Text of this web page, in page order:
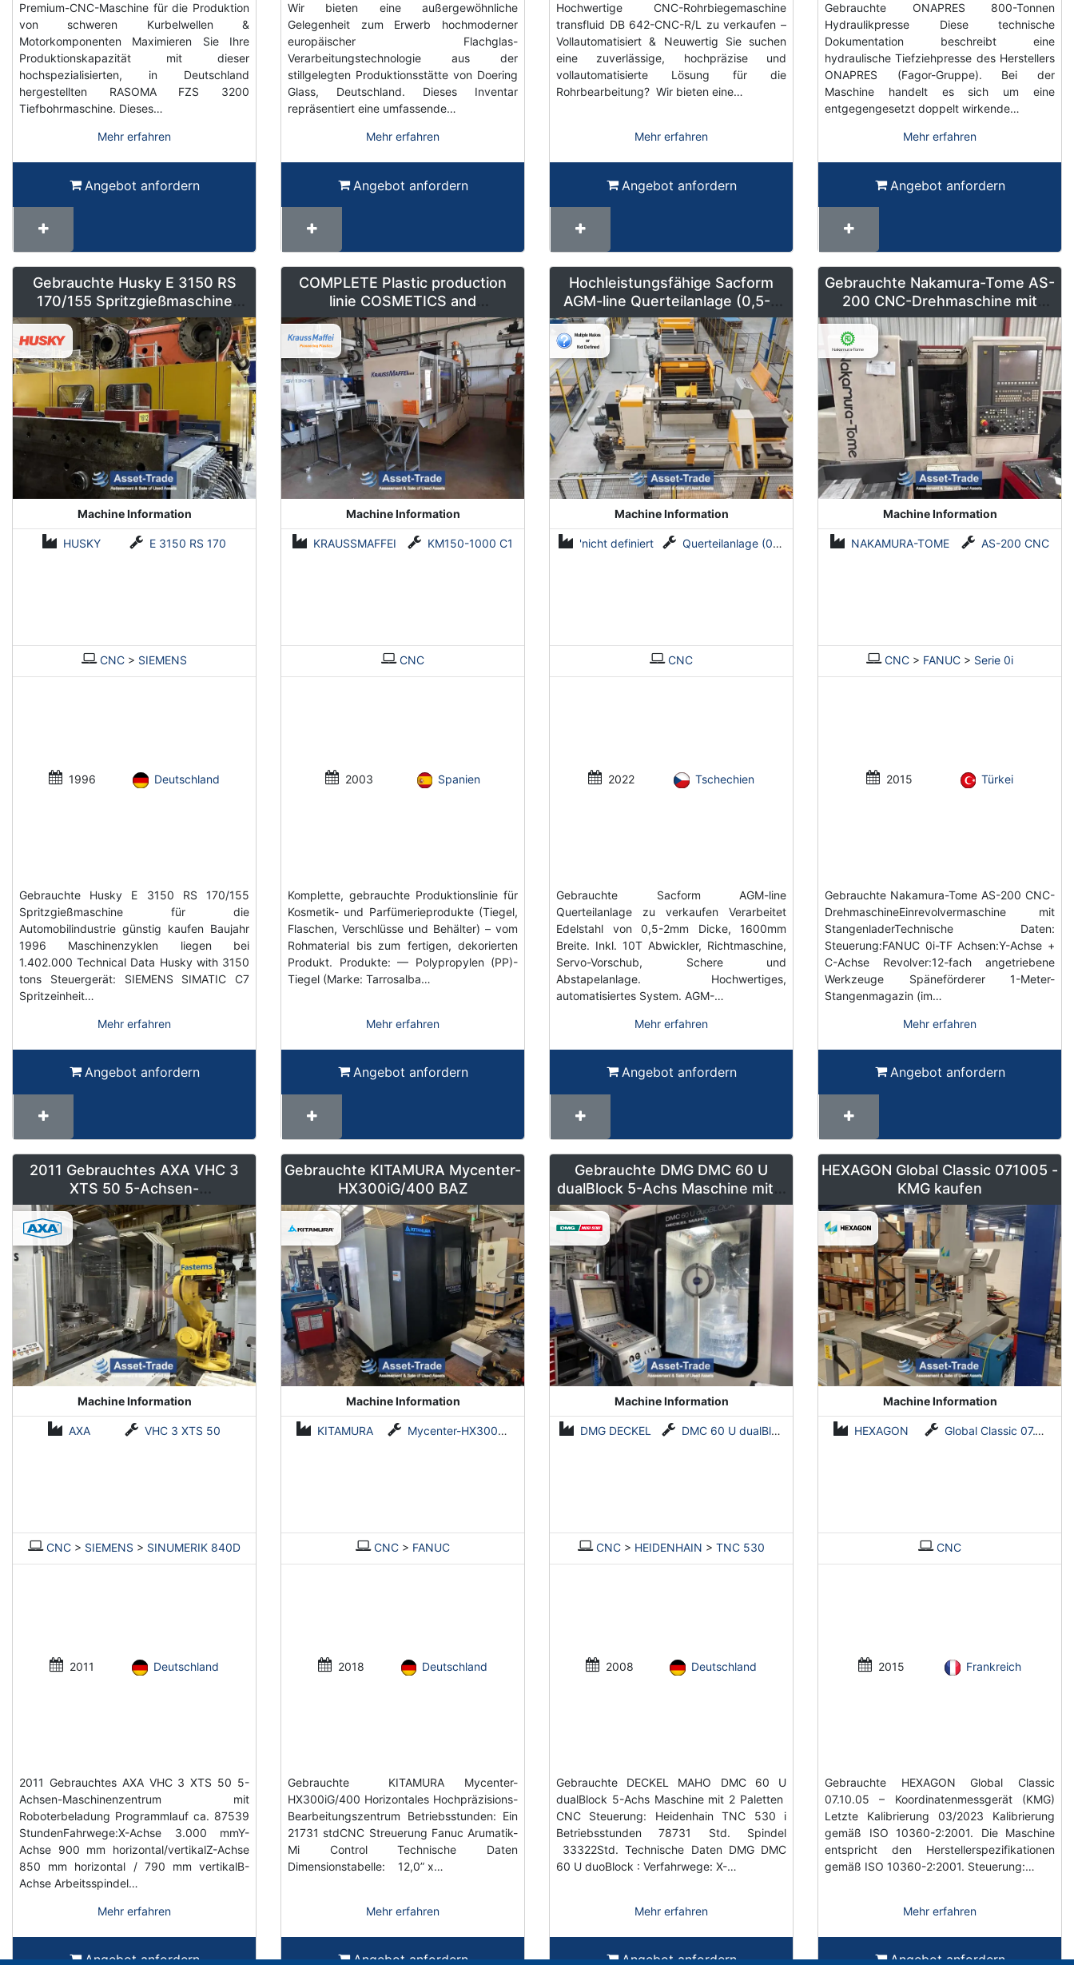
Premium-CNC-Maschine für die Produktion
von schweren Kurbelwellen &
Motorkomponenten Maximieren Sie Ihre
Produktionskapazität mit dieser
hochspezialisierten, in Deutschland
hergestellten RASOMA FZS 3200
Tiefbohrmaschine. Dieses…
Mehr erfahren
Angebot anfordern
Wir bieten eine außergewöhnliche
Gelegenheit zum Erwerb hochmoderner
europäischer Flachglas-
Verarbeitungstechnologie aus der
stillgelegten Produktionsstätte von Doering
Glass, Deutschland. Dieses Inventar
repräsentiert eine umfassende…
Mehr erfahren
Angebot anfordern
Hochwertige CNC-Rohrbiegemaschine
transfluid DB 642-CNC-R/L zu verkaufen –
Vollautomatisiert & Neuwertig Sie suchen
eine zuverlässige, hochpräzise und
vollautomatisierte Lösung für die
Rohrbearbeitung? Wir bieten eine…
Mehr erfahren
Angebot anfordern
Gebrauchte ONAPRES 800-Tonnen
Hydraulikpresse Diese technische
Dokumentation beschreibt eine
hydraulische Tiefziehpresse des Herstellers
ONAPRES (Fagor-Gruppe). Bei der
Maschine handelt es sich um eine
entgegengesetzt doppelt wirkende…
Mehr erfahren
Angebot anfordern
Gebrauchte Husky E 3150 RS
170/155 Spritzgießmaschine
kaufen
Machine Information
HUSKY E 3150 RS 170
CNC > SIEMENS
1996 Deutschland
Gebrauchte Husky E 3150 RS 170/155
Spritzgießmaschine für die
Automobilindustrie günstig kaufen Baujahr
1996 Maschinenzyklen liegen bei
1.402.000 Technical Data Husky with 3150
tons Steuergerät: SIEMENS SIMATIC C7
Spritzeinheit…
Mehr erfahren
Angebot anfordern
COMPLETE Plastic production
linie COSMETICS and
PERFUMERY, jars, bottles, caps
and containers for sale
Machine Information
KRAUSSMAFFEI KM150-1000 C1
CNC
2003 Spanien
Komplette, gebrauchte Produktionslinie für
Kosmetik- und Parfümerieprodukte (Tiegel,
Flaschen, Verschlüsse und Behälter) – vom
Rohmaterial bis zum fertigen, dekorierten
Produkt. Produkte: — Polypropylen (PP)-
Tiegel (Marke: Tarrosalba…
Mehr erfahren
Angebot anfordern
Hochleistungsfähige Sacform
AGM-line Querteilanlage (0,5-2
mm x 1600 mm)
Machine Information
'nicht definiert Querteilanlage (0,5-2 mm x 1600 mm)
CNC
2022 Tschechien
Gebrauchte Sacform AGM-line
Querteilanlage zu verkaufen Verarbeitet
Edelstahl von 0,5-2mm Dicke, 1600mm
Breite. Inkl. 10T Abwickler, Richtmaschine,
Servo-Vorschub, Schere und
Abstapelanlage. Hochwertiges,
automatisiertes System. AGM-…
Mehr erfahren
Angebot anfordern
Gebrauchte Nakamura-Tome AS-
200 CNC-Drehmaschine mit
Stangenlader
Machine Information
NAKAMURA-TOME AS-200 CNC
CNC > FANUC > Serie 0i
2015 Türkei
Gebrauchte Nakamura-Tome AS-200 CNC-
DrehmaschineEinrevolvermaschine mit
StangenladerTechnische Daten:
Steuerung:FANUC 0i-TF Achsen:Y-Achse +
C-Achse Revolver:12-fach angetriebene
Werkzeuge Späneförderer 1-Meter-
Stangenmagazin (im…
Mehr erfahren
Angebot anfordern
2011 Gebrauchtes AXA VHC 3
XTS 50 5-Achsen-
Maschinenzentrum mit
Roboterbeladung
Machine Information
AXA VHC 3 XTS 50
CNC > SIEMENS > SINUMERIK 840D
2011 Deutschland
2011 Gebrauchtes AXA VHC 3 XTS 50 5-
Achsen-Maschinenzentrum mit
Roboterbeladung Programmlauf ca. 87539
StundenFahrwege:X-Achse 3.000 mmY-
Achse 900 mm horizontal/vertikalZ-Achse
850 mm horizontal / 790 mm vertikalB-
Achse Arbeitsspindel…
Mehr erfahren
Angebot anfordern
Gebrauchte KITAMURA Mycenter-
HX300iG/400 BAZ
Machine Information
KITAMURA Mycenter-HX300iG/400
CNC > FANUC
2018 Deutschland
Gebrauchte KITAMURA Mycenter-
HX300iG/400 Horizontales Hochpräzisions-
Bearbeitungszentrum Betriebsstunden: Ein
21731 stdCNC Streuerung Fanuc Arumatik-
Mi Control Technische Daten
Dimensionstabelle: 12,0” x…
Mehr erfahren
Angebot anfordern
Gebrauchte DMG DMC 60 U
dualBlock 5-Achs Maschine mit 2
Paletten
Machine Information
DMG DECKEL DMC 60 U dualBlock
CNC > HEIDENHAIN > TNC 530
2008 Deutschland
Gebrauchte DECKEL MAHO DMC 60 U
dualBlock 5-Achs Maschine mit 2 Paletten
CNC Steuerung: Heidenhain TNC 530 i
Betriebsstunden 78731 Std. Spindel
33322Std. Technische Daten DMG DMC
60 U duoBlock : Verfahrwege: X-…
Mehr erfahren
Angebot anfordern
HEXAGON Global Classic 071005 -
KMG kaufen
Machine Information
HEXAGON Global Classic 07.10.05
CNC
2015 Frankreich
Gebrauchte HEXAGON Global Classic
07.10.05 – Koordinatenmessgerät (KMG)
Letzte Kalibrierung 03/2023 Kalibrierung
gemäß ISO 10360-2:2001. Die Maschine
entspricht den Herstellerspezifikationen
gemäß ISO 10360-2:2001. Steuerung:…
Mehr erfahren
Angebot anfordern